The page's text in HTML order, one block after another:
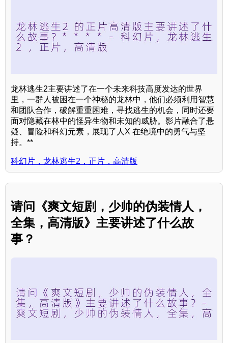
龙林逃生2主要讲述了在一个未来科技高度发达的世界
里，一群人被困在一个神秘的龙林中，他们必须利用智慧
和团队合作，破解重重困难，寻找逃生的机会，同时还要
面对隐藏在林中的怪异生物和未知的威胁。影片融合了悬
疑、冒险和科幻元素，展现了人X 在绝境中的勇气与坚
持。**
科幻片，龙林逃生2，正片，高清版
请问《爽文短剧，少帅的伪装情人，
全集，高清版》主要讲述了什么故
事？